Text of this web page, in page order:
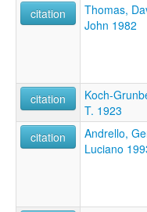
citation
Thomas,
John 1982
citation
Koch-
T. 1923
citation
Andrello,
Luciano